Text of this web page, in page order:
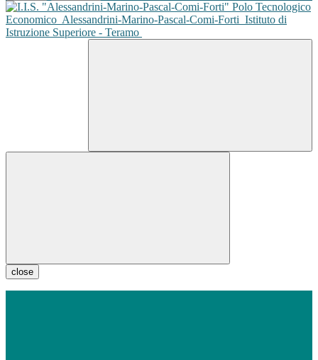
Polo Tecnologico
Economico Alessandrini-Marino-Pascal-Comi-Forti Istituto di
Istruzione Superiore - Teramo
close